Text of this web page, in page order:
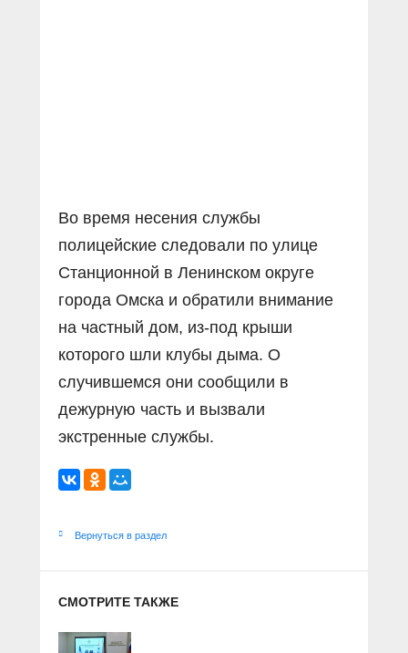
Во время несения службы
полицейские следовали по улице
Станционной в Ленинском округе
города Омска и обратили внимание
на частный дом, из-под крыши
которого шли клубы дыма. О
случившемся они сообщили в
дежурную часть и вызвали
экстренные службы.
Вернуться в раздел
СМОТРИТЕ ТАКЖЕ